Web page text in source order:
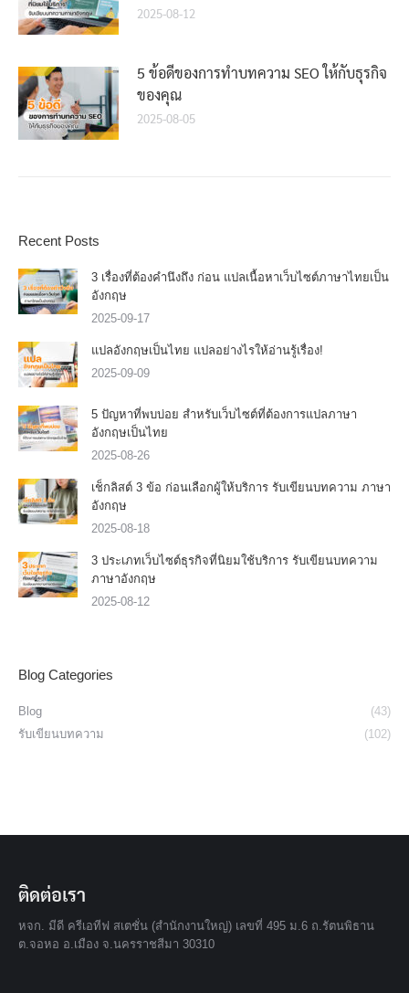
2025-08-12
5 ข้อดีของการทำบทความ SEO ให้กับธุรกิจ
ของคุณ
2025-08-05
Recent Posts
3 เรื่องที่ต้องคำนึงถึง ก่อน แปลเนื้อหาเว็บไซต์ภาษาไทยเป็น
อังกฤษ
2025-09-17
แปลอังกฤษเป็นไทย แปลอย่างไรให้อ่านรู้เรื่อง!
2025-09-09
5 ปัญหาที่พบบ่อย สำหรับเว็บไซต์ที่ต้องการแปลภาษา
อังกฤษเป็นไทย
2025-08-26
เช็กลิสต์ 3 ข้อ ก่อนเลือกผู้ให้บริการ รับเขียนบทความ ภาษา
อังกฤษ
2025-08-18
3 ประเภทเว็บไซต์ธุรกิจที่นิยมใช้บริการ รับเขียนบทความ
ภาษาอังกฤษ
2025-08-12
Blog Categories
Blog
(43)
รับเขียนบทความ
(102)
ติดต่อเรา
หจก. มีดี ครีเอทีฟ สเตชั่น (สำนักงานใหญ่) เลขที่ 495 ม.6 ถ.รัตนพิธาน
ต.จอหอ อ.เมือง จ.นครราชสีมา 30310